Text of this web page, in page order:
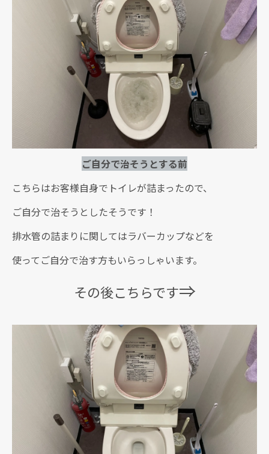
ご自分で治そうとする前
こちらはお客様自身でトイレが詰まったので、
ご自分で治そうとしたそうです！
排水管の詰まりに関してはラバーカップなどを
使ってご自分で治す方もいらっしゃいます。
その後こちらです⇒